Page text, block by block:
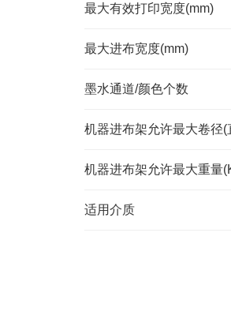
最大有效打印宽度(mm)
最大进布宽度(mm)
墨水通道/颜色个数
机器进布架允许最大卷径(
机器进布架允许最大重量
适用介质